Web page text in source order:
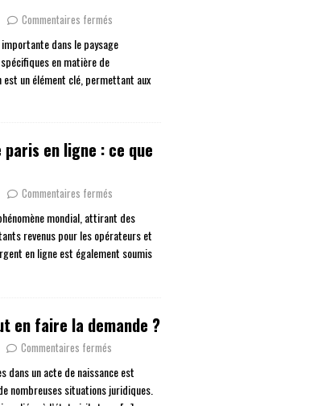
Commentaires fermés
dans le paysage
en matière de
est un élément clé, permettant aux
en ligne : ce que
Commentaires fermés
mondial, attirant des
revenus pour les opérateurs et
en ligne est également soumis
en faire la demande ?
Commentaires fermés
dans un acte de naissance est
nombreuses situations juridiques.